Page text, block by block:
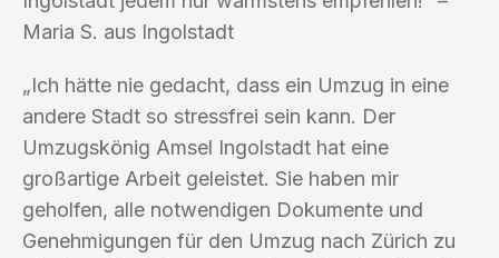
Maria S. aus Ingolstadt
„Ich hätte nie gedacht, dass ein Umzug in eine
andere Stadt so stressfrei sein kann. Der
Umzugskönig Amsel Ingolstadt hat eine
großartige Arbeit geleistet. Sie haben mir
geholfen, alle notwendigen Dokumente und
Genehmigungen für den Umzug nach Zürich zu